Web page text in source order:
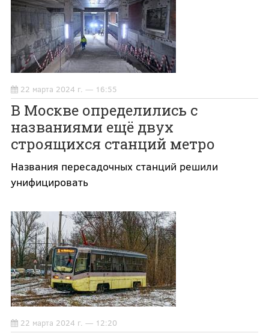
22 марта 2024 г. — 16:55
В Москве определились с
названиями ещё двух
строящихся станций метро
Названия пересадочных станций решили
унифицировать
22 марта 2024 г. — 12:20